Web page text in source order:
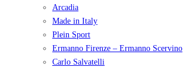
Arcadia
Made in Italy
Plein Sport
Ermanno Firenze – Ermanno Scervino
Carlo Salvatelli